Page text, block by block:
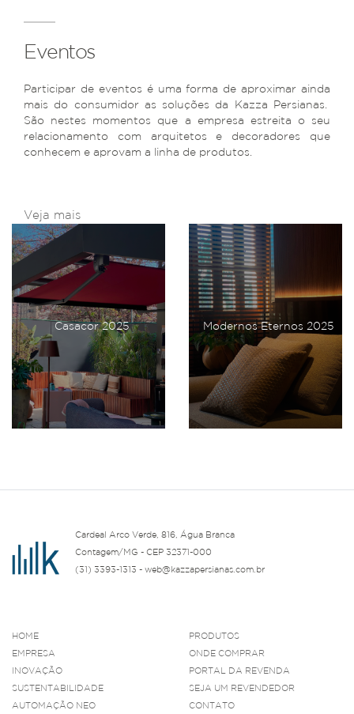
Eventos
Participar de eventos é uma forma de aproximar ainda
mais do consumidor as soluções da Kazza Persianas.
São nestes momentos que a empresa estreita o seu
relacionamento com arquitetos e decoradores que
conhecem e aprovam a linha de produtos.
Veja mais
Casacor 2025 Modernos Eternos 2025
Cardeal Arco Verde, 816, Água Branca
Contagem/MG - CEP 32371-000
(31) 3393-1313 - web@kazzapersianas.com.br
HOME
EMPRESA
INOVAÇÃO
SUSTENTABILIDADE
AUTOMAÇÃO NEO
PRODUTOS
ONDE COMPRAR
PORTAL DA REVENDA
SEJA UM REVENDEDOR
CONTATO